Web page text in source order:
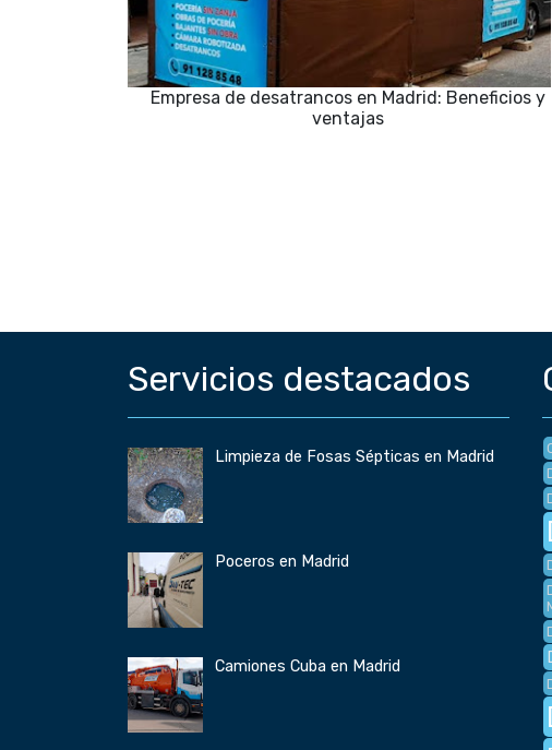
Empresa de desatrancos en Madrid: Beneficios y
ventajas
Servicios destacados
Limpieza de Fosas Sépticas en Madrid
Poceros en Madrid
Camiones Cuba en Madrid